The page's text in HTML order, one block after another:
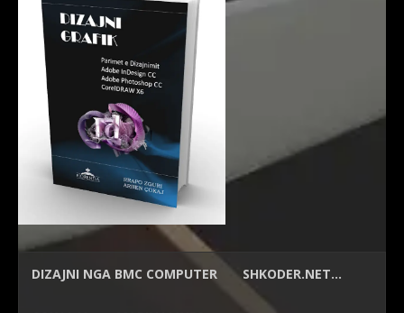
DIZAJNI NGA BMC COMPUTER SHKODER.NET…